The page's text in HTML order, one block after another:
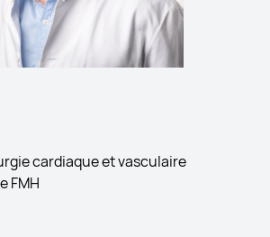
cardiaque et vasculaire
FMH